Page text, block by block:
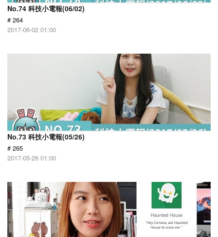
No.74 科技小電報(06/02)
# 264
2017-06-02 01:00
No.73 科技小電報(05/26)
# 265
2017-05-26 01:00